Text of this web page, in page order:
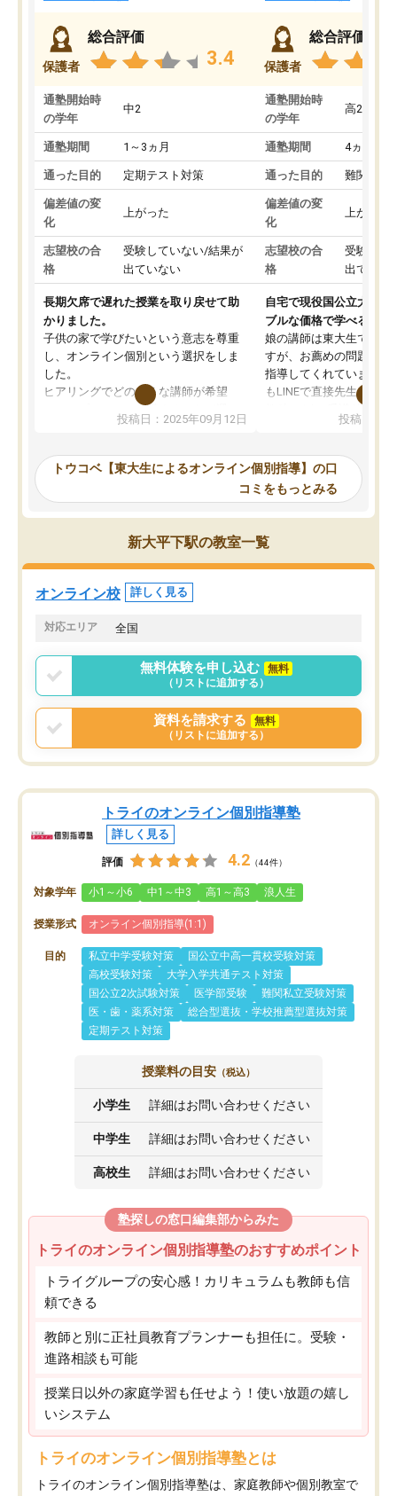
保護者
総合評価
3.4
通塾開始時
の学年
中2
通塾期間 1～3ヵ月
通った目的 定期テスト対策
偏差値の変
化
上がった
志望校の合
格
受験していない/結果が
出ていない
長期欠席で遅れた授業を取り戻せて助
かりました。
子供の家で学びたいという意志を尊重
し、オンライン個別という選択をしま
した。
ヒアリングでどのような講師が希望
か、オプションは付帯するかなど選ぶ
事が出来ました。
ーティングを行い、その講師で良いか
見てから講師を決定する事ができま
す。
うちの子は、初回面談の講師の方で決
オンラインツールを使用した単語帳の
共有があり宿題もそちらで出される形
でした。
言う事で講師変更の申し出があり、あ
まりに短期での変更だった為、塾に通
う事にして退会しました。遅れも取り
戻せ、授業内容や講師の方は良かった
と思います。
投稿日：2025年09月12日
保護者
総合評価
通塾開始時
の学年
高2
通塾期間 4ヵ月～1
通った目的 難関私立
偏差値の変
化
上がった
志望校の合
格
受験して
出ていな
自宅で現役国公立大学生
ブルな価格で学べる
娘の講師は東大生では無
すが、お薦めの問題集や
指導してくれています。
もLINEで直接先生に質問
めれるので、個人に合
いなのがあり(有料)、受
ことをどんなスケジュー
くか相談したのですが、
ち期待したものではなく
内容でした。それでも明
やる気も出ましたし、苦
くなってきたようなので
投稿日：
トウコベ【東大生によるオンライン個別指導】の口
コミをもっとみる
新大平下駅の教室一覧
オンライン校 詳しく見る
対応エリア 全国
無料体験を申し込む
無料
（リストに追加する）
資料を請求する
無料
（リストに追加する）
トライのオンライン個別指導塾
詳しく見る
評価 4.2 （44件）
対象学年 小1～小6 中1～中3 高1～高3 浪人生
授業形式 オンライン個別指導(1:1)
目的 私立中学受験対策
国公立中高一貫校受験対策
高校受験対策
大学入学共通テスト対策
国公立2次試験対策
医学部受験
難関私立受験対策
医・歯・薬系対策
総合型選抜・学校推薦型選抜対策
定期テスト対策
授業料の目安 （税込）
小学生 詳細はお問い合わせください
中学生 詳細はお問い合わせください
高校生 詳細はお問い合わせください
塾探しの窓口編集部からみた
トライのオンライン個別指導塾のおすすめポイント
トライグループの安心感！カリキュラムも教師も信
頼できる
教師と別に正社員教育プランナーも担任に。受験・
進路相談も可能
授業日以外の家庭学習も任せよう！使い放題の嬉し
いシステム
トライのオンライン個別指導塾とは
トライのオンライン個別指導塾は、家庭教師や個別教室で